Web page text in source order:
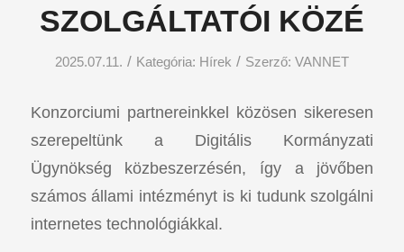
SZOLGÁLTATÓI KÖZÉ
2025.07.11. / Kategória: Hírek / Szerző: VANNET
Konzorciumi partnereinkkel közösen sikeresen
szerepeltünk a Digitális Kormányzati
Ügynökség közbeszerzésén, így a jövőben
számos állami intézményt is ki tudunk szolgálni
internetes technológiákkal.